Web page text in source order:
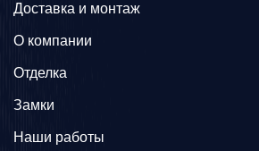
Доставка и монтаж
О компании
Отделка
Замки
Наши работы